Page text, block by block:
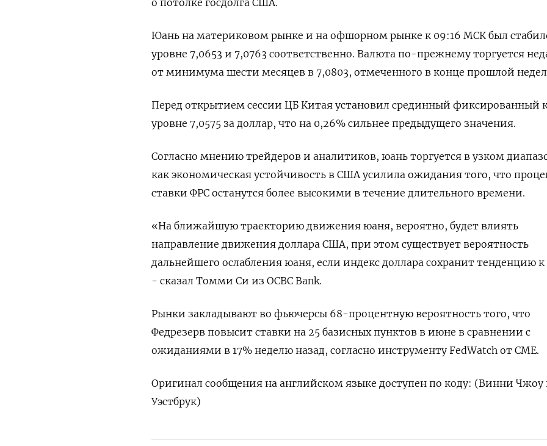
о потолке госдолга США.
Юань на материковом рынке и на офшорном рынке к 09:16 МСК был
уровне 7,0653​ и 7,0763 соответственно. Валюта по-прежнему торгуется
от минимума шести месяцев в 7,0803, отмеченного в конце прошлой
Перед открытием сессии ЦБ Китая установил срединный фиксированный
уровне 7,0575 за доллар, что на 0,26% сильнее предыдущего значения.
Согласно мнению трейдеров и аналитиков, юань торгуется в узком
как экономическая устойчивость в США усилила ожидания того, что
ставки ФРС останутся более высокими в течение длительного времени.
«На ближайшую траекторию движения юаня, вероятно, будет влиять
направление движения доллара США, при этом существует вероятность
дальнейшего ослабления юаня, если индекс доллара сохранит тенденцию к
- сказал Томми Си из OCBC Bank.
Рынки закладывают во фьючерсы 68-процентную вероятность того, что
Федрезерв повысит ставки на 25 базисных пунктов в июне в сравнении с
ожиданиями в 17% неделю назад, согласно инструменту FedWatch от CME.
Оригинал сообщения на английском языке доступен по коду: (Винни
Уэстбрук)